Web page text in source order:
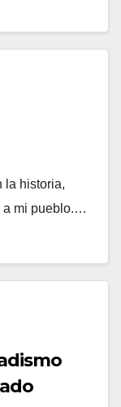
la historia,
a mi pueblo.…